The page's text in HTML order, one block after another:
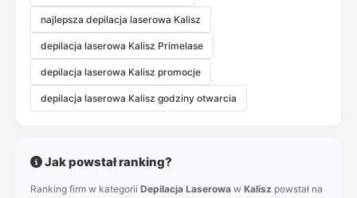
najlepsza depilacja laserowa Kalisz
depilacja laserowa Kalisz Primelase
depilacja laserowa Kalisz promocje
depilacja laserowa Kalisz godziny otwarcia
Jak powstał ranking?
Ranking firm w kategorii Depilacja Laserowa w Kalisz powstał na